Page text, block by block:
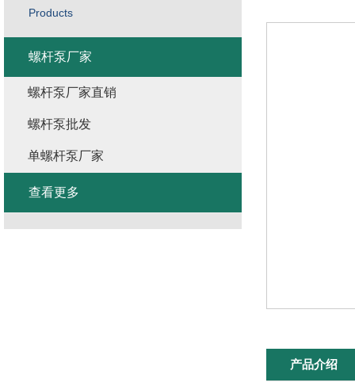
产品介绍
Products
螺杆泵厂家
螺杆泵厂家直销
螺杆泵批发
单螺杆泵厂家
查看更多